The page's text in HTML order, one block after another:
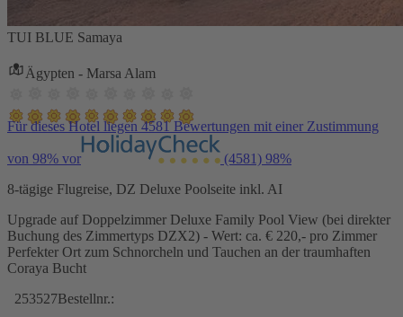
TUI BLUE Samaya
Ägypten - Marsa Alam
Für dieses Hotel liegen 4581 Bewertungen mit einer Zustimmung
von 98% vor (4581) 98%
8-tägige Flugreise, DZ Deluxe Poolseite inkl. AI
Upgrade auf Doppelzimmer Deluxe Family Pool View (bei direkter
Buchung des Zimmertyps DZX2) - Wert: ca. € 220,- pro Zimmer
Perfekter Ort zum Schnorcheln und Tauchen an der traumhaften
Coraya Bucht
253527Bestellnr.: